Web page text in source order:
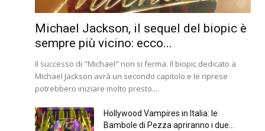
Michael Jackson, il sequel del biopic è
sempre più vicino: ecco...
Il successo di "Michael" non si ferma. Il biopic dedicato a
Michael Jackson avrà un secondo capitolo e le riprese
potrebbero iniziare molto presto....
Hollywood Vampires in Italia: le
Bambole di Pezza apriranno i due...